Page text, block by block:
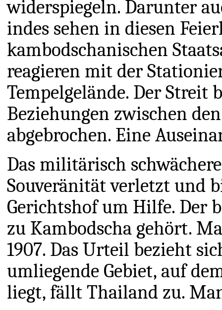
widerspiegeln. Darunter
indes sehen in diesen
kambodschanischen
reagieren mit der
Tempelgelände. Der Streit
Beziehungen zwischen
abgebrochen. Eine
Das militärisch
Souveränität verletzt und
Gerichtshof um Hilfe. Der
zu Kambodscha gehört.
1907. Das Urteil bezieht
umliegende Gebiet, auf
liegt, fällt Thailand zu.